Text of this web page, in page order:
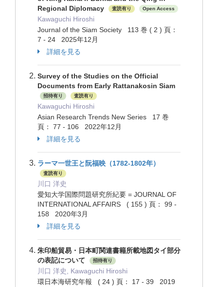
Regional Diplomacy
査読有り Open Access
Kawaguchi Hiroshi
Journal of the Siam Society 113 巻 ( 2 ) 頁：
7 - 24 2025年12月
詳細を見る
Survey of the Studies on the Official
Documents from Early Rattanakosin Siam
招待有り 査読有り
Kawaguchi Hiroshi
Asian Research Trends New Series 17 巻
頁： 77 - 106 2022年12月
詳細を見る
ラーマ一世王と阮福映（1782-1802年）
査読有り
川口 洋史
愛知大学国際問題研究所紀要 = JOURNAL OF
INTERNATIONAL AFFAIRS ( 155 ) 頁： 99 -
158 2020年3月
詳細を見る
朱印船貿易・日本町関連書籍所載地図タイ部分
の表記について
招待有り
川口 洋史, Kawaguchi Hiroshi
環日本海研究年報 ( 24 ) 頁： 17 - 39 2019